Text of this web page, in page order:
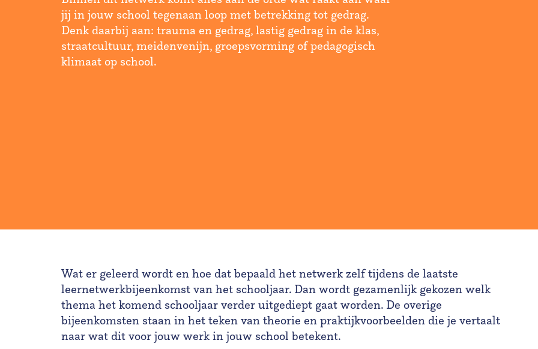
jij in jouw school tegenaan loop met betrekking tot gedrag.
Denk daarbij aan: trauma en gedrag, lastig gedrag in de klas,
straatcultuur, meidenvenijn, groepsvorming of pedagogisch
klimaat op school.
Wat er geleerd wordt en hoe dat bepaald het netwerk zelf tijdens de laatste
leernetwerkbijeenkomst van het schooljaar. Dan wordt gezamenlijk gekozen welk
thema het komend schooljaar verder uitgediept gaat worden. De overige
bijeenkomsten staan in het teken van theorie en praktijkvoorbeelden die je vertaalt
naar wat dit voor jouw werk in jouw school betekent.